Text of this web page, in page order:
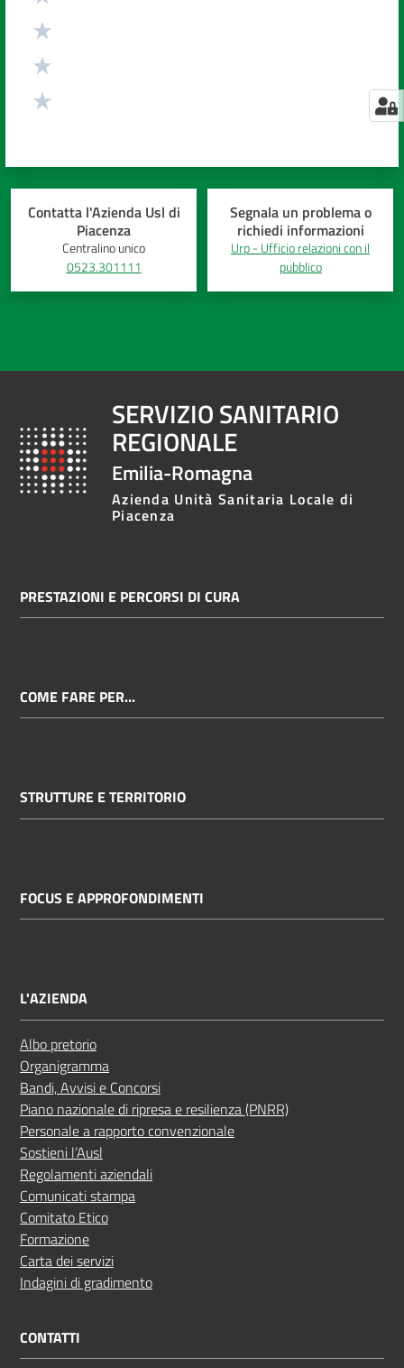
Contatta l'Azienda Usl di
Piacenza
Centralino unico
0523.301111
Segnala un problema o
richiedi informazioni
Urp - Ufficio relazioni con il
pubblico
SERVIZIO SANITARIO
REGIONALE
Emilia-Romagna
Azienda Unità Sanitaria Locale di
Piacenza
PRESTAZIONI E PERCORSI DI CURA
COME FARE PER...
STRUTTURE E TERRITORIO
FOCUS E APPROFONDIMENTI
L'AZIENDA
Albo pretorio
Organigramma
Bandi, Avvisi e Concorsi
Piano nazionale di ripresa e resilienza (PNRR)
Personale a rapporto convenzionale
Sostieni l’Ausl
Regolamenti aziendali
Comunicati stampa
Comitato Etico
Formazione
Carta dei servizi
Indagini di gradimento
CONTATTI